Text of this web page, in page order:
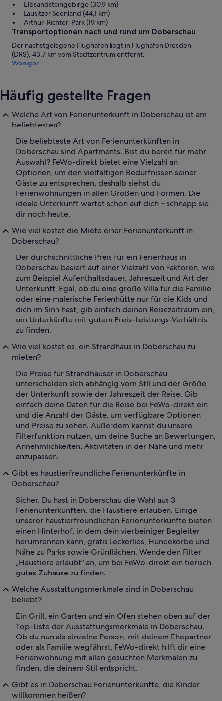
Elbsandsteingebirge (30,9 km)
Lausitzer Seenland (44,1 km)
Arthur-Richter-Park (19 km)
Transportoptionen nach und rund um Doberschau
Der nächstgelegene Flughafen liegt in Flughafen Dresden
(DRS), 43,7 km vom Stadtzentrum entfernt.
Weniger
Häufig gestellte Fragen
Welche Art von Ferienunterkunft in Doberschau ist am
beliebtesten?
Die beliebteste Art von Ferienunterkünften in
Doberschau sind Apartments. Bist du bereit für mehr
Auswahl? FeWo-direkt bietet eine Vielzahl an
Optionen, um den vielfältigen Bedürfnissen seiner
Gäste zu entsprechen, deshalb siehst du
Ferienwohnungen in allen Größen und Formen. Die
ideale Unterkunft wartet schon auf dich – schnapp sie
dir noch heute.
Wie viel kostet die Miete einer Ferienunterkunft in
Doberschau?
Der durchschnittliche Preis für ein Ferienhaus in
Doberschau basiert auf einer Vielzahl von Faktoren, wie
zum Beispiel Aufenthaltsdauer, Jahreszeit und Art der
Unterkunft. Egal, ob du eine große Villa für die Familie
oder eine malerische Ferienhütte nur für die Kids und
dich im Sinn hast, gib einfach deinen Reisezeitraum ein,
um Unterkünfte mit gutem Preis-Leistungs-Verhältnis
zu finden.
Wie viel kostet es, ein Strandhaus in Doberschau zu
mieten?
Die Preise für Strandhäuser in Doberschau
unterscheiden sich abhängig vom Stil und der Größe
der Unterkunft sowie der Jahreszeit der Reise. Gib
einfach deine Daten für die Reise bei FeWo-direkt ein
und die Anzahl der Gäste, um verfügbare Optionen
und Preise zu sehen. Außerdem kannst du unsere
Filterfunktion nutzen, um deine Suche an Bewertungen,
Annehmlichkeiten, Aktivitäten in der Nähe und mehr
anzupassen.
Gibt es haustierfreundliche Ferienunterkünfte in
Doberschau?
Sicher. Du hast in Doberschau die Wahl aus 3
Ferienunterkünften, die Haustiere erlauben. Einige
unserer haustierfreundlichen Ferienunterkünfte bieten
einen Hinterhof, in dem dein vierbeiniger Begleiter
herumrennen kann, gratis Leckerlies, Hundekörbe und
Nähe zu Parks sowie Grünflächen. Wende den Filter
„Haustiere erlaubt" an, um bei FeWo-direkt ein tierisch
gutes Zuhause zu finden.
Welche Ausstattungsmerkmale sind in Doberschau
beliebt?
Ein Grill, ein Garten und ein Ofen stehen oben auf der
Top-Liste der Ausstattungsmerkmale in Doberschau.
Ob du nun als einzelne Person, mit deinem Ehepartner
oder als Familie wegfährst, FeWo-direkt hilft dir eine
Ferienwohnung mit allen gesuchten Merkmalen zu
finden, die deinem Stil entspricht.
Gibt es in Doberschau Ferienunterkünfte, die Kinder
willkommen heißen?